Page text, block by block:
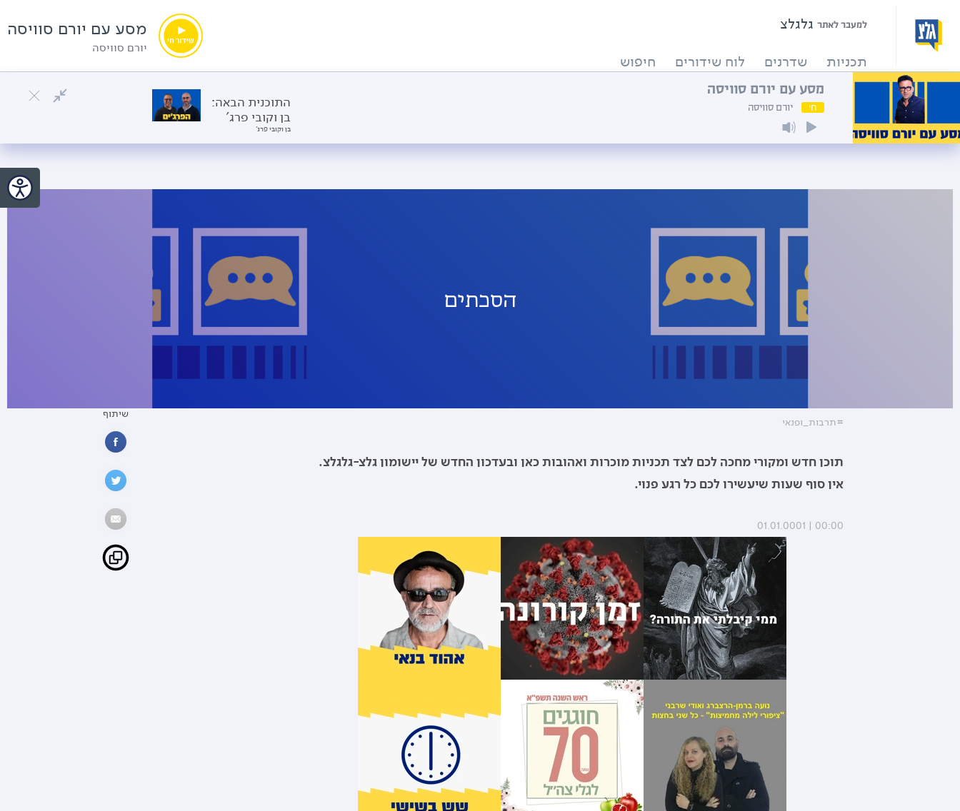
למעבר לאתר גלגלצ
תכניות
שדרנים לוח שידורים חיפוש
מסע עם יורם סוויסה
יורם סוויסה
מסע עם יורם סוויסה
חי יורם סוויסה
התוכנית הבאה:
בן וקובי פרג'
בן וקובי פרג'
הסכתים
#תרבות_ופנאי
תוכן חדש ומקורי מחכה לכם לצד תכניות מוכרות ואהובות כאן ובעדכון החדש של יישומון גלצ-גלגלצ.
אין סוף שעות שיעשירו לכם כל רגע פנוי.
00:00 | 01.01.0001
שיתוף